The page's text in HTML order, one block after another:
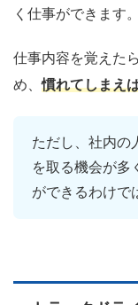
く仕事ができます。
仕事内容を覚えた
め、慣れてしまえ
ただし、社内の
を取る機会が多
ができるわけで